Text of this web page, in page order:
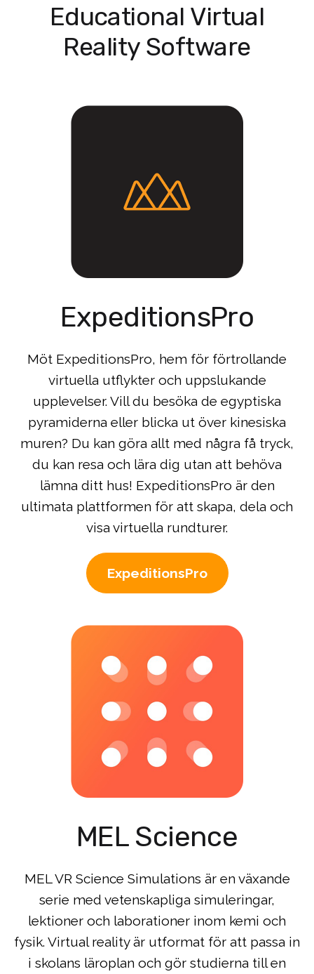
Educational Virtual
Reality Software
ExpeditionsPro
Möt ExpeditionsPro, hem för förtrollande
virtuella utflykter och uppslukande
upplevelser. Vill du besöka de egyptiska
pyramiderna eller blicka ut över kinesiska
muren? Du kan göra allt med några få tryck,
du kan resa och lära dig utan att behöva
lämna ditt hus! ExpeditionsPro är den
ultimata plattformen för att skapa, dela och
visa virtuella rundturer.
ExpeditionsPro
MEL Science
MEL VR Science Simulations är en växande
serie med vetenskapliga simuleringar,
lektioner och laborationer inom kemi och
fysik. Virtual reality är utformat för att passa in
i skolans läroplan och gör studierna till en